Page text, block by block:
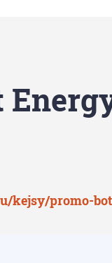
kejsy/promo-